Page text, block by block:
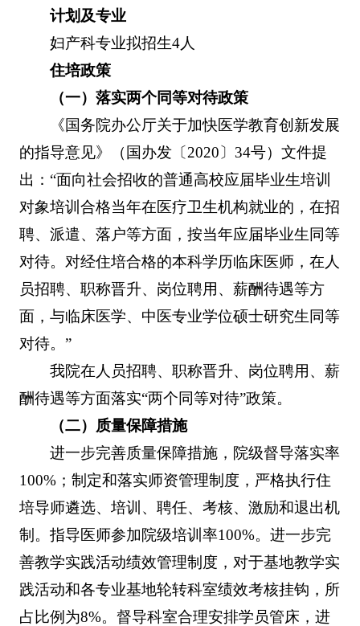
计划及专业
妇产科专业拟招生4人
住培政策
（一）落实两个同等对待政策
《国务院办公厅关于加快医学教育创新发展
的指导意见》（国办发〔2020〕34号）文件提
出：“面向社会招收的普通高校应届毕业生培训
对象培训合格当年在医疗卫生机构就业的，在招
聘、派遣、落户等方面，按当年应届毕业生同等
对待。对经住培合格的本科学历临床医师，在人
员招聘、职称晋升、岗位聘用、薪酬待遇等方
面，与临床医学、中医专业学位硕士研究生同等
对待。”
我院在人员招聘、职称晋升、岗位聘用、薪
酬待遇等方面落实“两个同等对待”政策。
（二）质量保障措施
进一步完善质量保障措施，院级督导落实率
100%；制定和落实师资管理制度，严格执行住
培导师遴选、培训、聘任、考核、激励和退出机
制。指导医师参加院级培训率100%。进一步完
善教学实践活动绩效管理制度，对于基地教学实
践活动和各专业基地轮转科室绩效考核挂钩，所
占比例为8%。督导科室合理安排学员管床，进